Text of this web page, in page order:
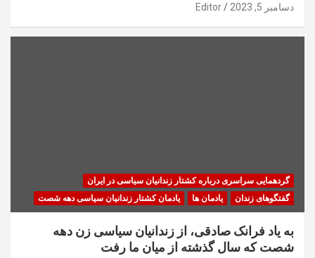
دسامبر 5, 2023 Editor
گردهمایی سراسری درباره کشتار زندانیان سیاسی در ایران
گفتگوهای زندان
یادمان ها یادمان کشتار زندانیان سیاسی دهه شصت
به یاد فرانک صادقی، از زندانیان سیاسی زن دهه
شصت که سال گذشته از میان ما رفت